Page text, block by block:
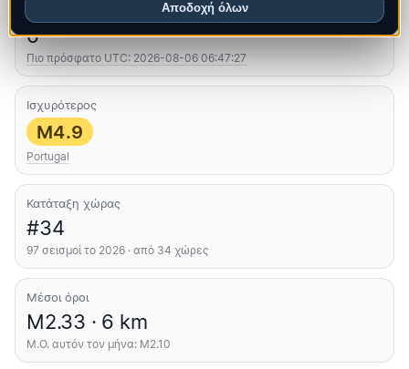
Αποδοχή όλων
Σεισμοί αυτόν τον μήνα
6
Πιο πρόσφατο UTC: 2026-08-06 06:47:27
Ισχυρότερος
M4.9
Portugal
Κατάταξη χώρας
#34
97 σεισμοί το 2026 · από 34 χώρες
Μέσοι όροι
M2.33 · 6 km
Μ.Ο. αυτόν τον μήνα: M2.10